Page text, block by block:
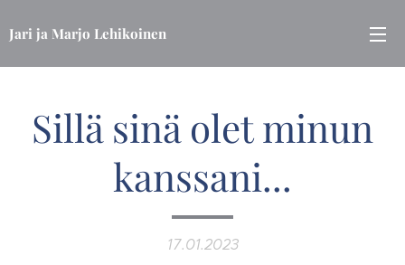
Jari ja Marjo Lehikoinen
Sillä sinä olet minun
kanssani...
17.01.2023